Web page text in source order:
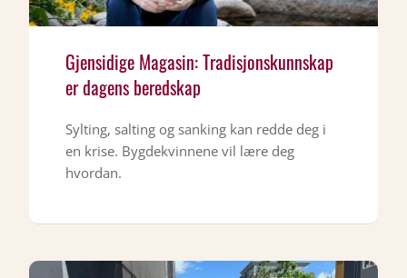
Gjensidige Magasin: Tradisjonskunnskap
er dagens beredskap
Sylting, salting og sanking kan redde deg i
en krise. Bygdekvinnene vil lære deg
hvordan.